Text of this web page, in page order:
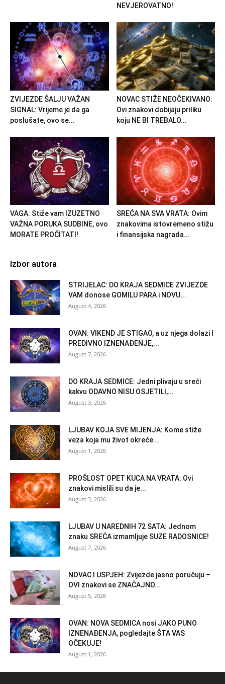
NEVJEROVATNO!
ZVIJEZDE ŠALJU VAŽAN
SIGNAL: Vrijeme je da ga
poslušate, ovo se...
NOVAC STIŽE NEOČEKIVANO:
Ovi znakovi dobijaju priliku
koju NE BI TREBALO...
VAGA: Stiže vam IZUZETNO
VAŽNA PORUKA SUDBINE, ovo
MORATE PROČITATI!
SREĆA NA SVA VRATA: Ovim
znakovima istovremeno stižu
i finansijska nagrada...
Izbor autora
STRIJELAC: DO KRAJA SEDMICE ZVIJEZDE
VAM donose GOMILU PARA i NOVU...
August 4, 2026
OVAN: VIKEND JE STIGAO, a uz njega dolazi I
PREDIVNO IZNENAĐENJE,...
August 7, 2026
DO KRAJA SEDMICE: Jedni plivaju u sreći
kakvu ODAVNO NISU OSJETILI,...
August 3, 2026
LJUBAV KOJA SVE MIJENJA: Kome stiže
veza koja mu život okreće...
August 1, 2026
PROŠLOST OPET KUCA NA VRATA: Ovi
znakovi mislili su da je...
August 3, 2026
LJUBAV U NAREDNIH 72 SATA: Jednom
znaku SREĆA izmamljuje SUZE RADOSNICE!
August 7, 2026
NOVAC I USPJEH: Zvijezde jasno poručuju –
OVI znakovi se ZNAČAJNO...
August 5, 2026
OVAN: NOVA SEDMICA nosi JAKO PUNO
IZNENAĐENJA, pogledajte ŠTA VAS
OČEKUJE!
August 1, 2026